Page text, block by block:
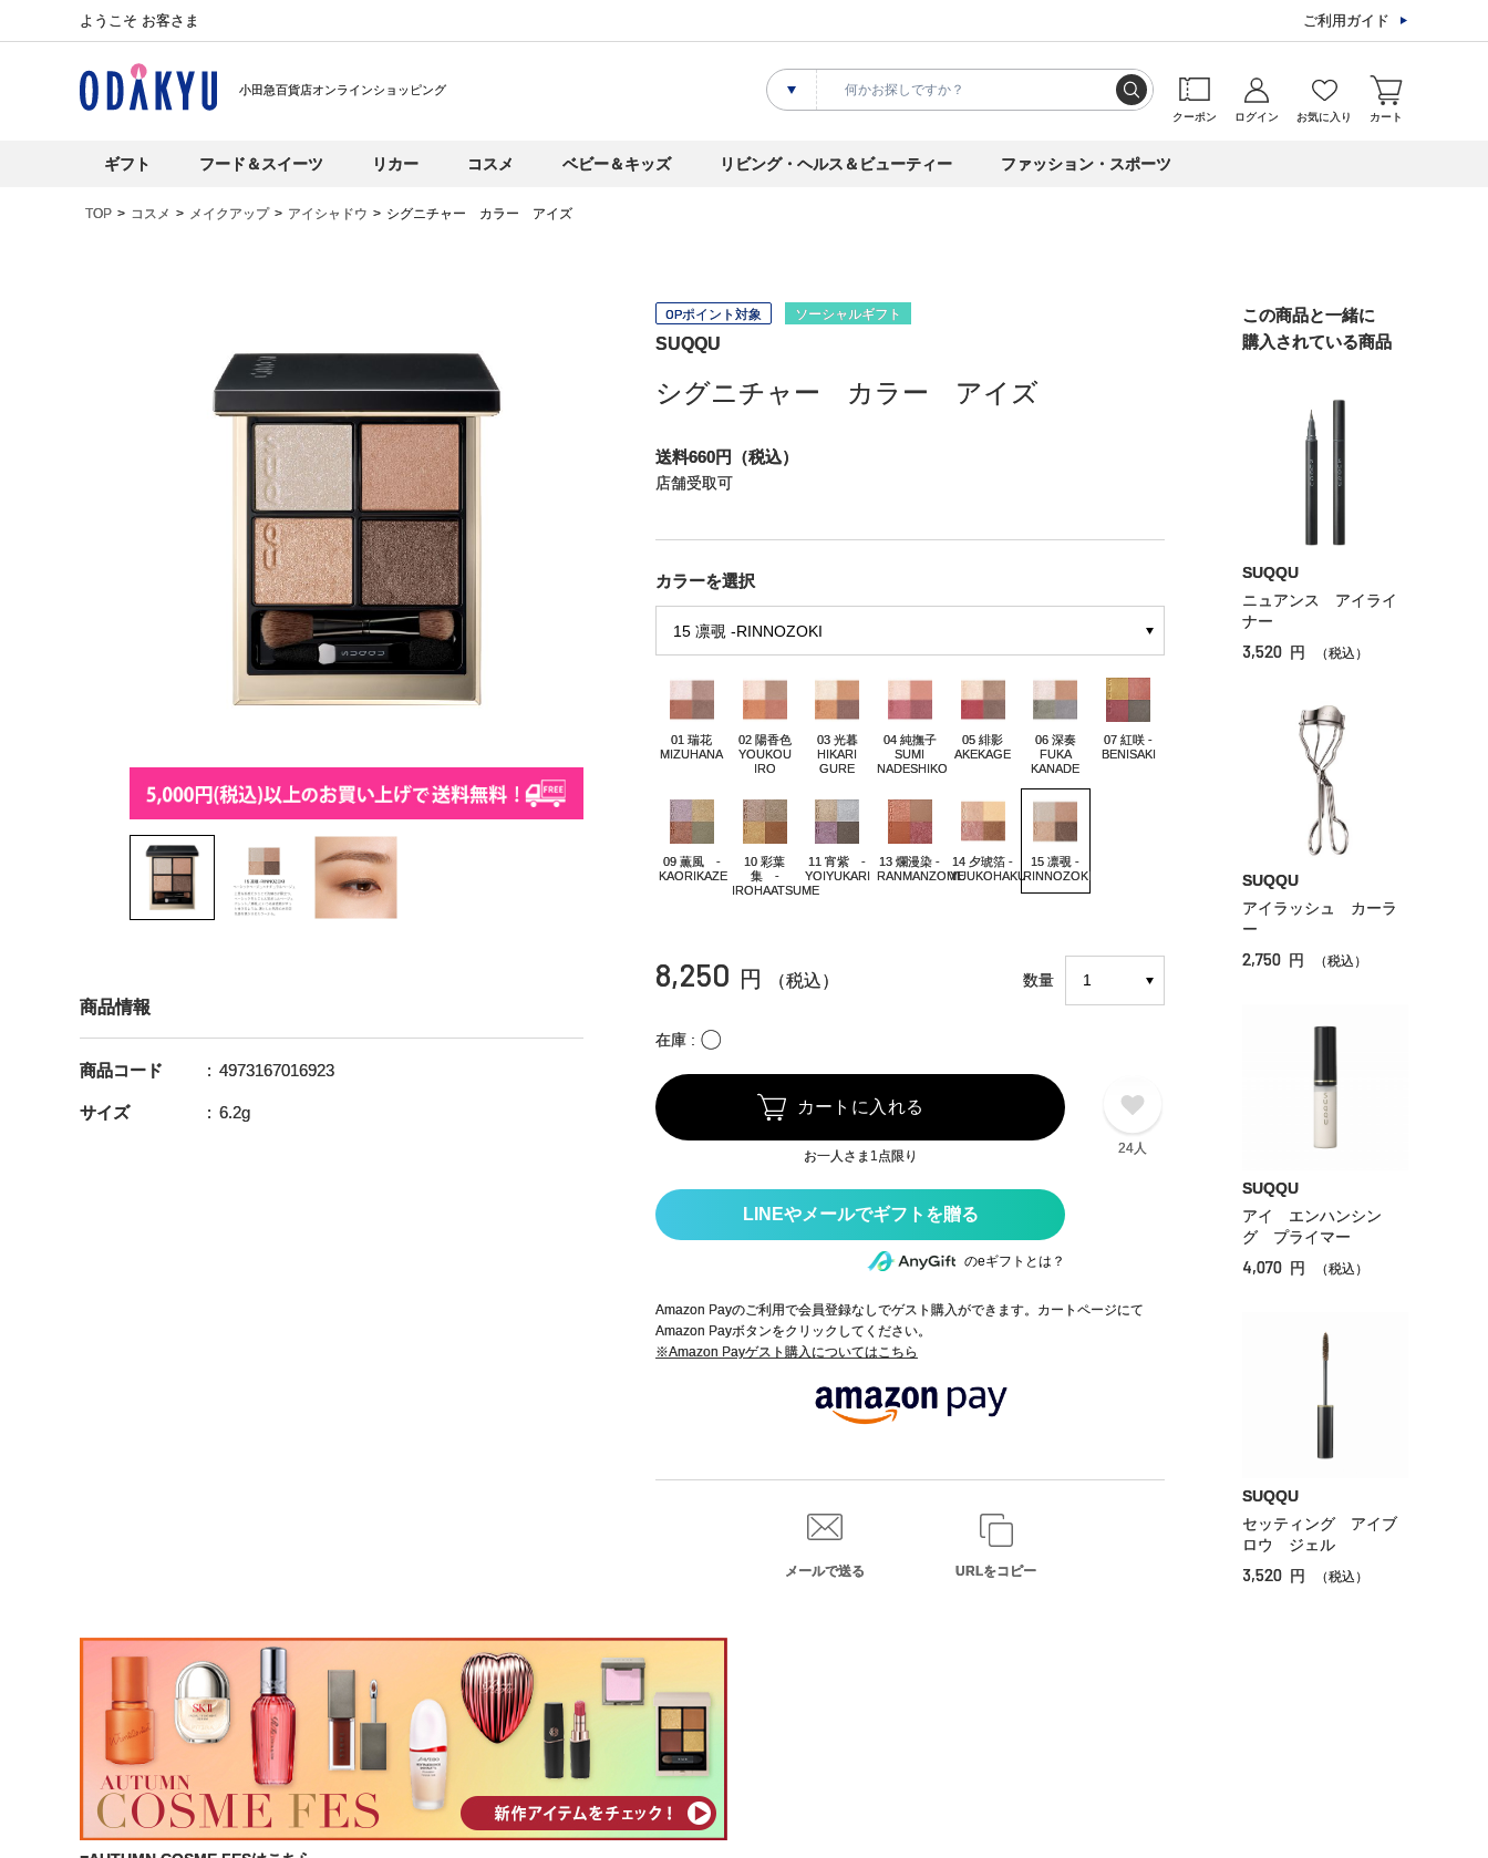
ようこそ お客さま ご利用ガイド
小田急百貨店オンラインショッピング
クーポン ログイン お気に入り カート
ギフト フード＆スイーツ リカー コスメ ベビー＆キッズ リビング・ヘルス＆ビューティー ファッション・スポーツ
TOP コスメ メイクアップ アイシャドウ シグニチャー カラー アイズ
OPポイント対象 ソーシャルギフト
SUQQU
シグニチャー カラー アイズ
送料660円（税込）
店舗受取可
カラーを選択
01 瑞花
MIZUHANA
02 陽香色
YOUKOU
IRO
03 光暮
HIKARI
GURE
04 純撫子
SUMI
NADESHIKO
05 緋影
AKEKAGE
06 深奏
FUKA
KANADE
07 紅咲 -
BENISAKI
09 薫風 -
KAORIKAZE
10 彩葉
集 -
IROHAATSUME
11 宵紫 -
YOIYUKARI
13 爛漫染 -
RANMANZOME
14 夕琥箔 -
YUUKOHAKU
15 凛覗 -
RINNOZOKI
8,250 円 （税込） 数量
在庫 〇
カートに入れる
お一人さま1点限り 24人
のeギフトとは？
Amazon Payのご利用で会員登録なしでゲスト購入ができます。カートページにて
Amazon Payボタンをクリックしてください。
※Amazon Payゲスト購入についてはこちら
メールで送る URLをコピー
商品情報
商品コード 4973167016923
サイズ 6.2g
この商品と一緒に
購入されている商品
SUQQU
ニュアンス アイライ
ナー
3,520 円 （税込）
SUQQU
アイラッシュ カーラ
ー
2,750 円 （税込）
SUQQU
アイ エンハンシン
グ プライマー
4,070 円 （税込）
SUQQU
セッティング アイブ
ロウ ジェル
3,520 円 （税込）